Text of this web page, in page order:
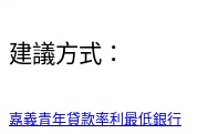
建議方式：
嘉義青年貸款率利最低銀行